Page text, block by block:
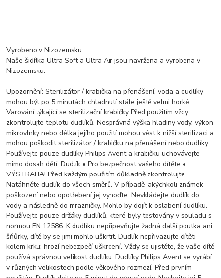
Vyrobeno v Nizozemsku
Naše šidítka Ultra Soft a Ultra Air jsou navržena a vyrobena v
Nizozemsku.
Upozornění: Sterilizátor / krabička na přenášení, voda a dudlíky
mohou být po 5 minutách chladnutí stále ještě velmi horké.
Varování týkající se sterilizační krabičky Před použitím vždy
zkontrolujte teplotu dudlíků. Nesprávná výška hladiny vody, výkon
mikrovlnky nebo délka jejího použití mohou vést k nižší sterilizaci a
mohou poškodit sterilizátor / krabičku na přenášení nebo dudlíky.
Používejte pouze dudlíky Philips Avent a krabičku uchovávejte
mimo dosah dětí. Dudlík • Pro bezpečnost vašeho dítěte •
VÝSTRAHA! Před každým použitím důkladně zkontrolujte.
Natáhněte dudlík do všech směrů. V případě jakýchkoli známek
poškození nebo opotřebení jej vyhoďte. Nevkládejte dudlík do
vody a následně do mrazničky. Mohlo by dojít k oslabení dudlíku.
Používejte pouze držáky dudlíků, které byly testovány v souladu s
normou EN 12586. K dudlíku nepřipevňujte žádná další poutka ani
šňůrky, dítě by se jimi mohlo uškrtit. Dudlík nepřivazujte dítěti
kolem krku; hrozí nebezpečí uškrcení. Vždy se ujistěte, že vaše dítě
používá správnou velikost dudlíku. Dudlíky Philips Avent se vyrábí
v různých velikostech podle věkového rozmezí. Před prvním